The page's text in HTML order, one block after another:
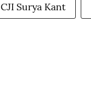
CJI Surya Kant